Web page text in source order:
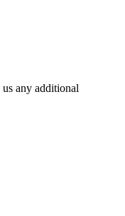
any additional